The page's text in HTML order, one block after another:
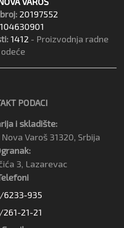
20197552
104630901
1412 - Proizvodnja radne
odeće
PODACI
i skladište:
Varoš 31320, Srbija
3, Lazarevac
6233-935
21-21